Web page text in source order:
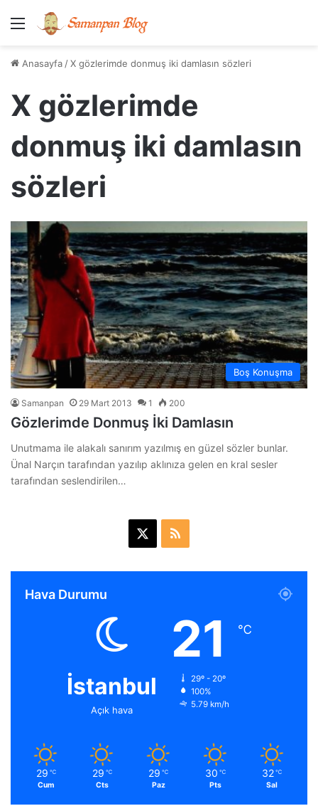
Menü
Anasayfa /X gözlerimde donmuş iki damlasın sözleri
X gözlerimde
donmuş iki damlasın
sözleri
Boş Konuşma
Samanpan 29 Mart 2013 1 200
Gözlerimde Donmuş İki Damlasın
Unutmama ile alakalı sanırım yazılmış en güzel sözler bunlar.
Ünal Narçın tarafından yazılıp aklınıza gelen en kral sesler
tarafından seslendirilen…
Hava Durumu
İstanbul
Açık hava
21 ℃
29º - 20º
100%
5.79 km/h
29 ℃
Cum
29 ℃
Cts
29 ℃
Paz
30 ℃
Pts
32 ℃
Sal